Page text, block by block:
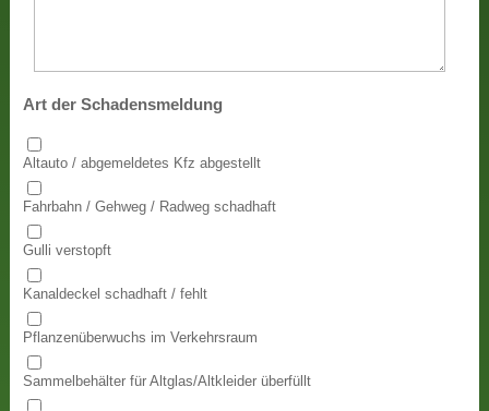
Art der Schadensmeldung
Altauto / abgemeldetes Kfz abgestellt
Fahrbahn / Gehweg / Radweg schadhaft
Gulli verstopft
Kanaldeckel schadhaft / fehlt
Pflanzenüberwuchs im Verkehrsraum
Sammelbehälter für Altglas/Altkleider überfüllt